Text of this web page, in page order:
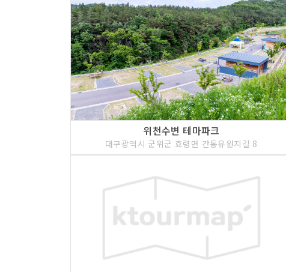
위천수변 테마파크
대구광역시 군위군 효령면 간동유원지길 8